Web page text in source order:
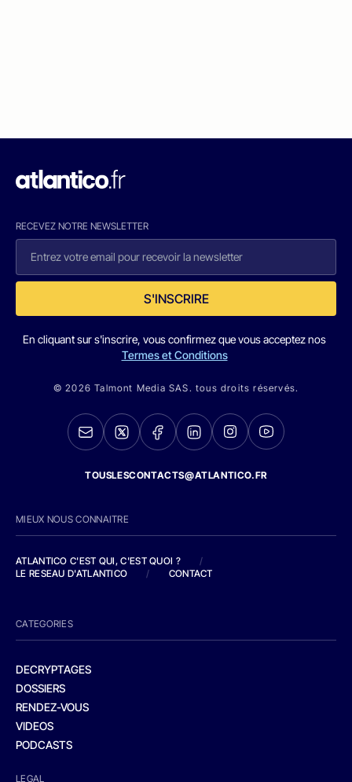
RECEVEZ NOTRE NEWSLETTER
S'INSCRIRE
En cliquant sur s'inscrire, vous confirmez que vous acceptez nos
Termes et Conditions
© 2026 Talmont Media SAS. tous droits réservés.
TOUSLESCONTACTS@ATLANTICO.FR
MIEUX NOUS CONNAITRE
ATLANTICO C'EST QUI, C'EST QUOI ?
/
LE RESEAU D'ATLANTICO
/ CONTACT
CATEGORIES
DECRYPTAGES
DOSSIERS
RENDEZ-VOUS
VIDEOS
PODCASTS
LEGAL